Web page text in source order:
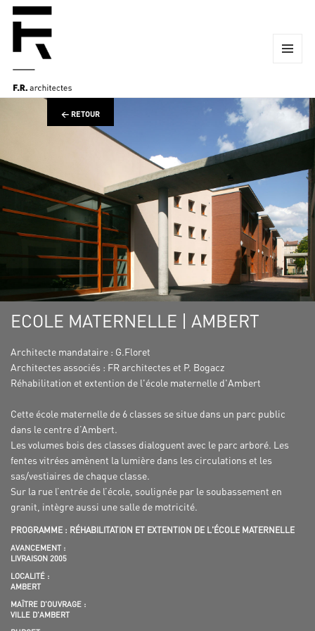
← RETOUR
ECOLE MATERNELLE | AMBERT
Architecte mandataire : G.Floret
Architectes associés : FR architectes et P. Bogacz
Réhabilitation et extention de l'école maternelle d'Ambert
Cette école maternelle de 6 classes se situe dans un parc public
dans le centre d’Ambert.
Les volumes bois des classes dialoguent avec le parc arboré. Les
fentes vitrées amènent la lumière dans les circulations et les
sas/vestiaires de chaque classe.
Sur la rue l’entrée de l’école, soulignée par le soubassement en
granit, intègre aussi une salle de motricité.
PROGRAMME : RÉHABILITATION ET EXTENTION DE L'ÉCOLE MATERNELLE
AVANCEMENT :
LIVRAISON 2005
LOCALITÉ :
AMBERT
MAÎTRE D'OUVRAGE :
VILLE D'AMBERT